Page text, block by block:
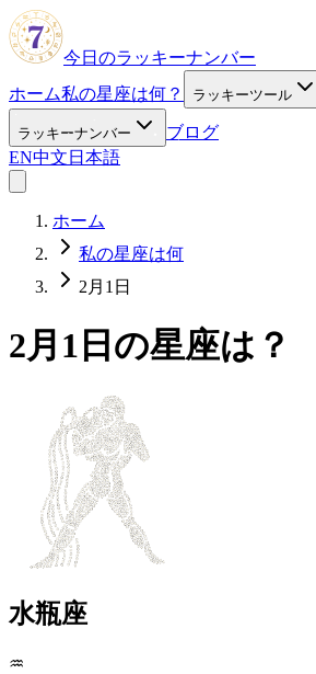
今日のラッキーナンバー
ホーム私の星座は何？ ラッキーツール
ラッキーナンバー
ブログ
EN中文 日本語
ホーム
私の星座は何
2月1日
2月1日の星座は？
水瓶座
♒